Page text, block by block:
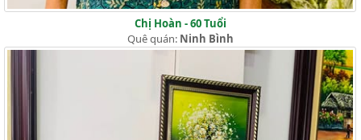
Chị Hoàn - 60 Tuổi
Quê quán: Ninh Bình